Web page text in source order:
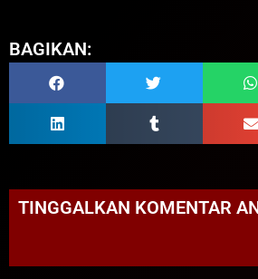
BAGIKAN:
TINGGALKAN KOMENTAR